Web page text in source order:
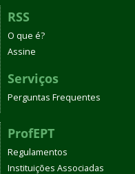
RSS
O que é?
Assine
Serviços
Perguntas Frequentes
ProfEPT
Regulamentos
Instituições Associadas